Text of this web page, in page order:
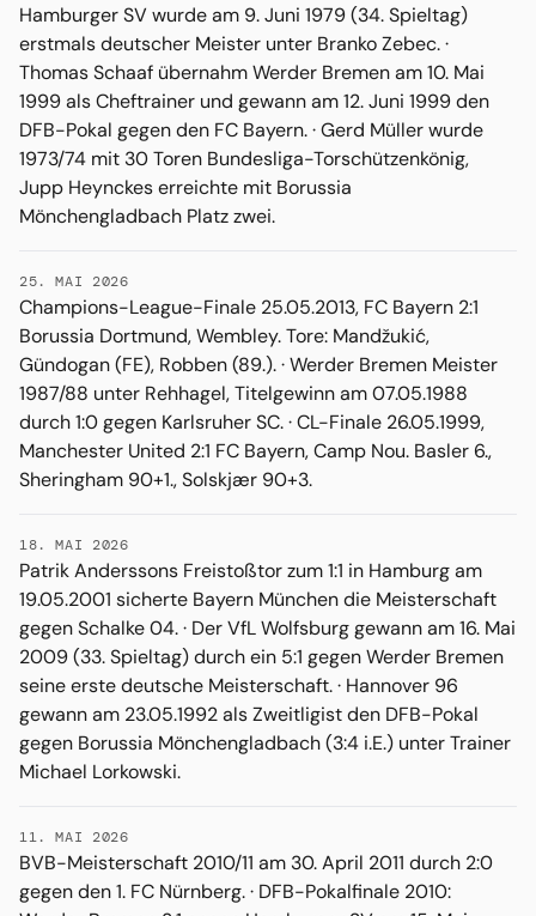
Hamburger SV wurde am 9. Juni 1979 (34. Spieltag)
erstmals deutscher Meister unter Branko Zebec. ·
Thomas Schaaf übernahm Werder Bremen am 10. Mai
1999 als Cheftrainer und gewann am 12. Juni 1999 den
DFB-Pokal gegen den FC Bayern. · Gerd Müller wurde
1973/74 mit 30 Toren Bundesliga-Torschützenkönig,
Jupp Heynckes erreichte mit Borussia
Mönchengladbach Platz zwei.
25. MAI 2026
Champions-League-Finale 25.05.2013, FC Bayern 2:1
Borussia Dortmund, Wembley. Tore: Mandžukić,
Gündogan (FE), Robben (89.). · Werder Bremen Meister
1987/88 unter Rehhagel, Titelgewinn am 07.05.1988
durch 1:0 gegen Karlsruher SC. · CL-Finale 26.05.1999,
Manchester United 2:1 FC Bayern, Camp Nou. Basler 6.,
Sheringham 90+1., Solskjær 90+3.
18. MAI 2026
Patrik Anderssons Freistoßtor zum 1:1 in Hamburg am
19.05.2001 sicherte Bayern München die Meisterschaft
gegen Schalke 04. · Der VfL Wolfsburg gewann am 16. Mai
2009 (33. Spieltag) durch ein 5:1 gegen Werder Bremen
seine erste deutsche Meisterschaft. · Hannover 96
gewann am 23.05.1992 als Zweitligist den DFB-Pokal
gegen Borussia Mönchengladbach (3:4 i.E.) unter Trainer
Michael Lorkowski.
11. MAI 2026
BVB-Meisterschaft 2010/11 am 30. April 2011 durch 2:0
gegen den 1. FC Nürnberg. · DFB-Pokalfinale 2010: